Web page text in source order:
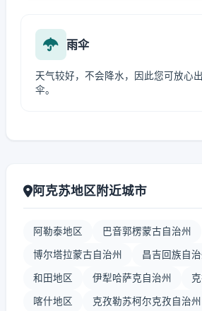
雨伞
天气较好，不会降水，因此您可放心
伞。
阿克苏地区附近城市
阿勒泰地区 巴音郭楞蒙古自治州
博尔塔拉蒙古自治州 昌吉回族自治
和田地区 伊犁哈萨克自治州
喀什地区 克孜勒苏柯尔克孜自治州